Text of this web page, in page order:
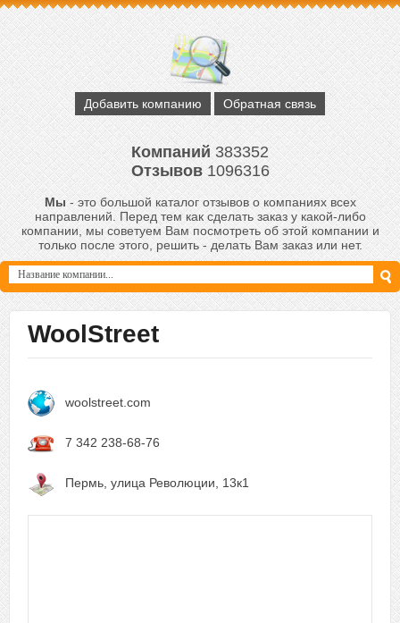
Добавить компанию Обратная связь
Компаний383352
Отзывов1096316
Мы- это большой каталог отзывов о компаниях всех
направлений. Перед тем как сделать заказ у какой-либо
компании, мы советуем Вам посмотреть об этой компании и
только после этого, решить - делать Вам заказ или нет.
WoolStreet
woolstreet.com
7 342 238-68-76
Пермь, улица Революции, 13к1